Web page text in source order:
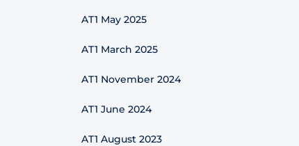
AT1 May 2025
AT1 March 2025
AT1 November 2024
AT1 June 2024
AT1 August 2023